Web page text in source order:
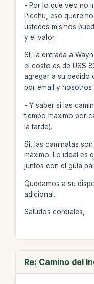
- Por lo que veo no
Picchu, eso
ustedes mismos
y el valor.
Sí, la entrada a
el costo es de US$
agregar a su pedido
por email y nosotros
- Y saber si las
tiempo maximo por
la tarde).
Sí, las caminatas
máximo. Lo ideal es
juntos con el guía
Quedamos a su
adicional.
Saludos cordiales,
Re: Camino del